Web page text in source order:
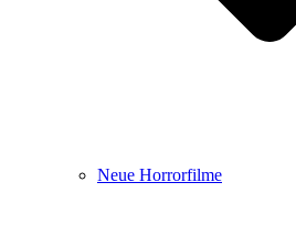
Neue Horrorfilme